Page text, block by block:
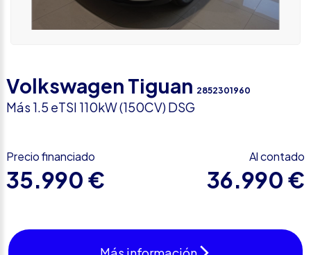
Volkswagen Tiguan 2852301960
Más 1.5 eTSI 110kW (150CV) DSG
Precio financiado
35.990 €
Al contado
36.990 €